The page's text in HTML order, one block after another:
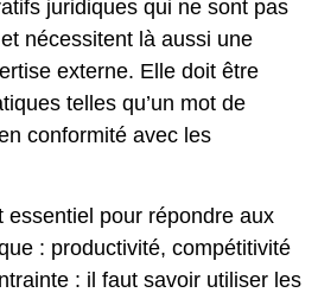
juridiques qui ne sont pas
nécessitent là aussi une
externe. Elle doit être
telles qu’un mot de
conformité avec les
essentiel pour répondre aux
: productivité, compétitivité
: il faut savoir utiliser les